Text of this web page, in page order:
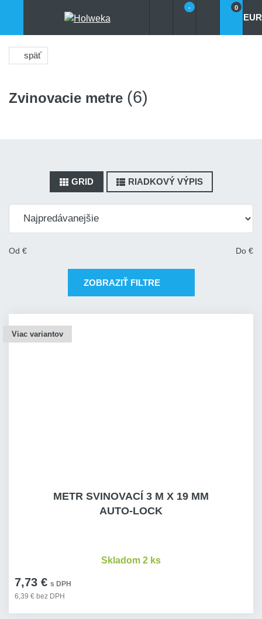
- 0
EUR
späť
Zvinovacie metre (6)
GRID RIADKOVÝ VÝPIS
Od € Do €
ZOBRAZIŤ FILTRE
Viac variantov
METR SVINOVACÍ 3 M X 19 MM
AUTO-LOCK
7,73 € s DPH
6,39 € bez DPH
Skladom 2 ks